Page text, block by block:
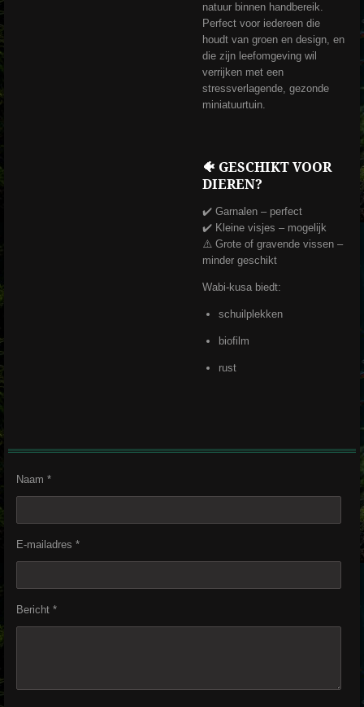
natuur binnen handbereik.
Perfect voor iedereen die
houdt van groen en design, en
die zijn leefomgeving wil
verrijken met een
stressverlagende, gezonde
miniatuurtuin.
🐠 GESCHIKT VOOR
DIEREN?
✔️ Garnalen – perfect
✔️ Kleine visjes – mogelijk
⚠️ Grote of gravende vissen –
minder geschikt
Wabi-kusa biedt:
schuilplekken
biofilm
rust
Naam *
E-mailadres *
Bericht *